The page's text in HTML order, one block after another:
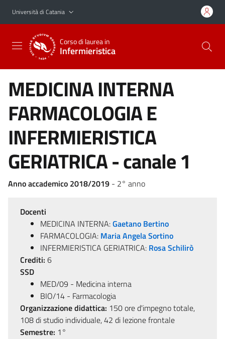
Vai al contenuto principale
Vai al menu di navigazione
Università di Catania
Corso di laurea in
Infermieristica
MEDICINA INTERNA
FARMACOLOGIA E
INFERMIERISTICA
GERIATRICA - canale 1
Anno accademico 2018/2019 - 2° anno
Docenti
MEDICINA INTERNA:Gaetano Bertino
FARMACOLOGIA: Maria Angela Sortino
INFERMIERISTICA GERIATRICA: Rosa Schilirò
Crediti: 6
SSD
MED/09 - Medicina interna
BIO/14 - Farmacologia
Organizzazione didattica: 150 ore d'impegno totale,
108 di studio individuale, 42 di lezione frontale
Semestre: 1°